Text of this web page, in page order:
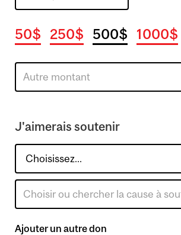
50$ 250$ 500$ 1000$
J'aimerais soutenir
Ajouter un autre don